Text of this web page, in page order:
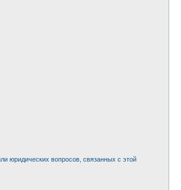
юридических вопросов, связанных с этой